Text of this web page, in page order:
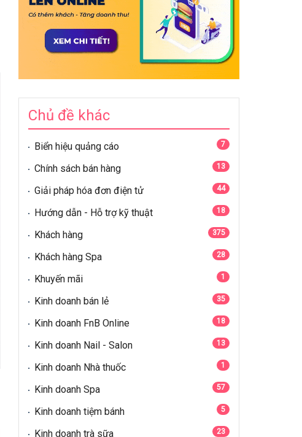
Chủ đề khác
Biển hiệu quảng cáo 7
Chính sách bán hàng 13
Giải pháp hóa đơn điện tử 44
Hướng dẫn - Hỗ trợ kỹ thuật 18
Khách hàng 375
Khách hàng Spa 28
Khuyến mãi 1
Kinh doanh bán lẻ 35
Kinh doanh FnB Online 18
Kinh doanh Nail - Salon 13
Kinh doanh Nhà thuốc 1
Kinh doanh Spa 57
Kinh doanh tiệm bánh 5
Kinh doanh trà sữa 23